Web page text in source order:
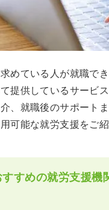
めている人が就職で
提供しているサービ
、就職後のサポート
可能な就労支援をご紹
すめの就労支援機